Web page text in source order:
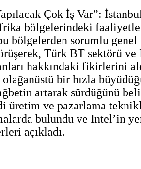
Çok İş Var”:
bölgelerindeki
bölgelerden sorumlu
Türk BT sektörü ve
hakkındaki fikirlerini
bir hızla
artarak sürdüğünü
üretim ve pazarlama
bulundu ve Intel’in
açıkladı.